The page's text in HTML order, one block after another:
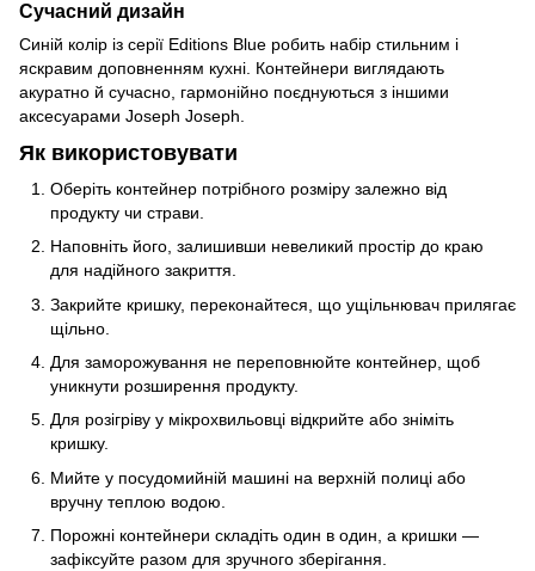
Сучасний дизайн
Синій колір із серії Editions Blue робить набір стильним і
яскравим доповненням кухні. Контейнери виглядають
акуратно й сучасно, гармонійно поєднуються з іншими
аксесуарами Joseph Joseph.
Як використовувати
Оберіть контейнер потрібного розміру залежно від
продукту чи страви.
Наповніть його, залишивши невеликий простір до краю
для надійного закриття.
Закрийте кришку, переконайтеся, що ущільнювач прилягає
щільно.
Для заморожування не переповнюйте контейнер, щоб
уникнути розширення продукту.
Для розігріву у мікрохвильовці відкрийте або зніміть
кришку.
Мийте у посудомийній машині на верхній полиці або
вручну теплою водою.
Порожні контейнери складіть один в один, а кришки —
зафіксуйте разом для зручного зберігання.